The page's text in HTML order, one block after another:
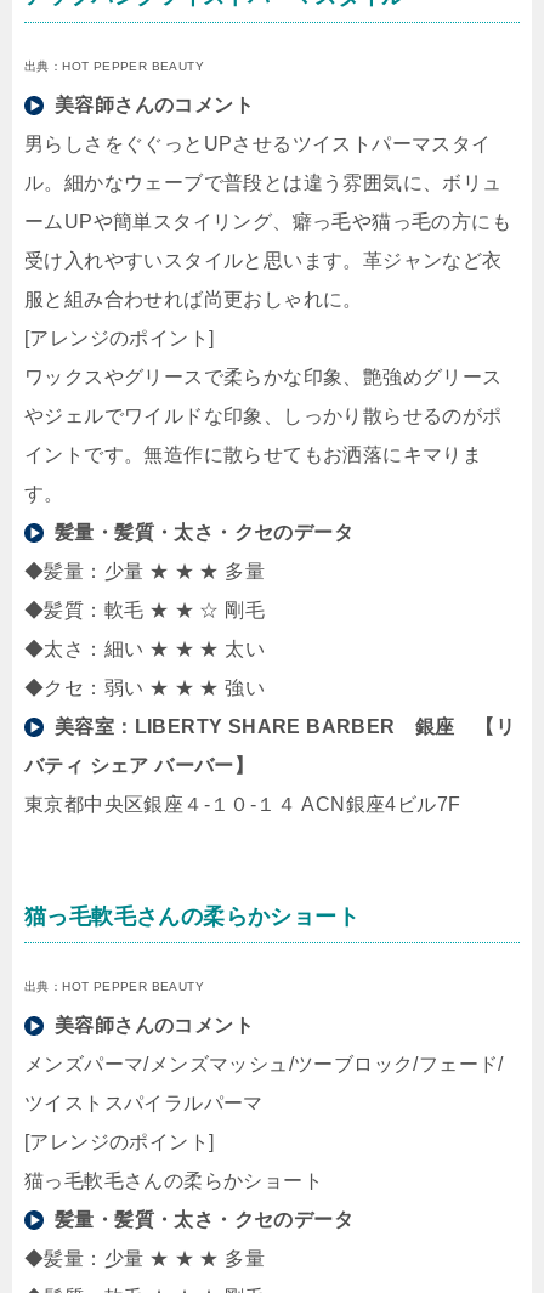
出典：HOT PEPPER BEAUTY
美容師さんのコメント
男らしさをぐぐっとUPさせるツイストパーマスタイ
ル。細かなウェーブで普段とは違う雰囲気に、ボリュ
ームUPや簡単スタイリング、癖っ毛や猫っ毛の方にも
受け入れやすいスタイルと思います。革ジャンなど衣
服と組み合わせれば尚更おしゃれに。
[アレンジのポイント]
ワックスやグリースで柔らかな印象、艶強めグリース
やジェルでワイルドな印象、しっかり散らせるのがポ
イントです。無造作に散らせてもお洒落にキマりま
す。
髪量・髪質・太さ・クセのデータ
◆髪量：少量 ★ ★ ★ 多量
◆髪質：軟毛 ★ ★ ☆ 剛毛
◆太さ：細い ★ ★ ★ 太い
◆クセ：弱い ★ ★ ★ 強い
美容室： LIBERTY SHARE BARBER 銀座 【リ
バティ シェア バーバー】
東京都中央区銀座４-１０-１４ ACN銀座4ビル7F
猫っ毛軟毛さんの柔らかショート
出典：HOT PEPPER BEAUTY
美容師さんのコメント
メンズパーマ/メンズマッシュ/ツーブロック/フェード/
ツイストスパイラルパーマ
[アレンジのポイント]
猫っ毛軟毛さんの柔らかショート
髪量・髪質・太さ・クセのデータ
◆髪量：少量 ★ ★ ★ 多量